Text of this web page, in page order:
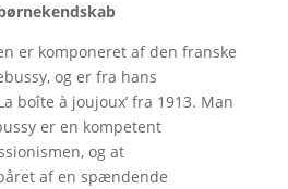
er komponeret af den franske
og er fra hans
boîte à joujoux’ fra 1913. Man
er en kompetent
og at
af en spændende